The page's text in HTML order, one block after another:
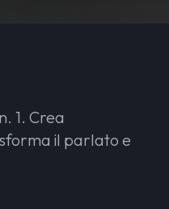
1. Crea
il parlato e